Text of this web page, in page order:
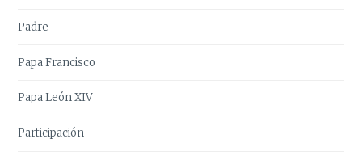
Padre
Papa Francisco
Papa León XIV
Participación